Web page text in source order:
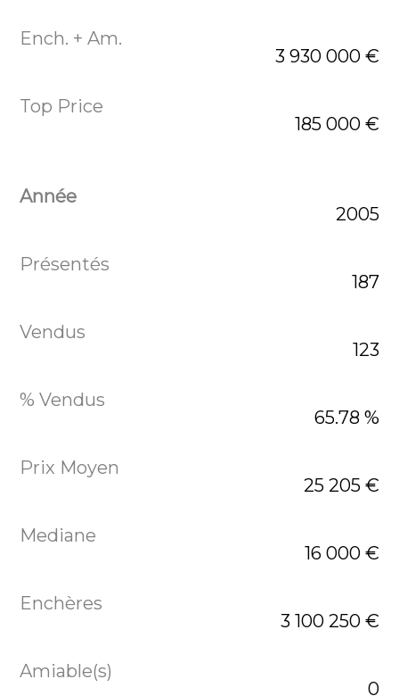
3 930 000 €
185 000 €
2005
187
123
65.78 %
25 205 €
16 000 €
3 100 250 €
0